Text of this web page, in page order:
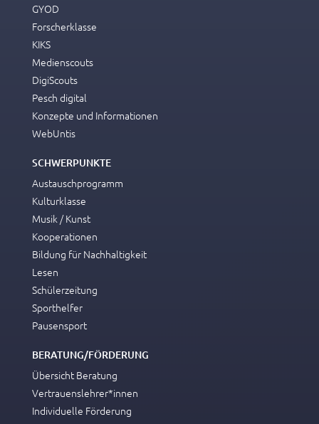
GYOD
Forscherklasse
KIKS
Medienscouts
DigiScouts
Pesch digital
Konzepte und Informationen
WebUntis
SCHWERPUNKTE
Austauschprogramm
Kulturklasse
Musik / Kunst
Kooperationen
Bildung für Nachhaltigkeit
Lesen
Schülerzeitung
Sporthelfer
Pausensport
BERATUNG/FÖRDERUNG
Übersicht Beratung
Vertrauenslehrer*innen
Individuelle Förderung